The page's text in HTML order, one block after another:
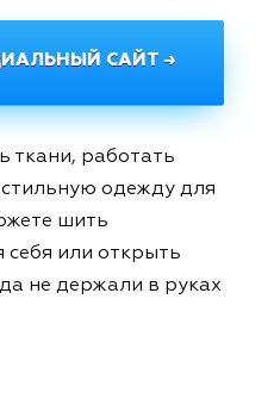
САЙТ →
ткани, работать
одежду для
шить
или открыть
не держали в руках